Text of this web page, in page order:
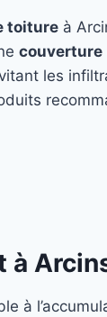
toiture à
couverture
les
à
à